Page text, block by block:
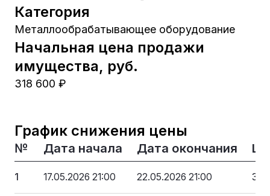
Категория
Металлообрабатывающее оборудование
Начальная цена продажи
имущества, руб.
318 600 ₽
График снижения цены
№ Дата начала Дата окончания
1 17.05.2026 21:00 22.05.2026 21:00